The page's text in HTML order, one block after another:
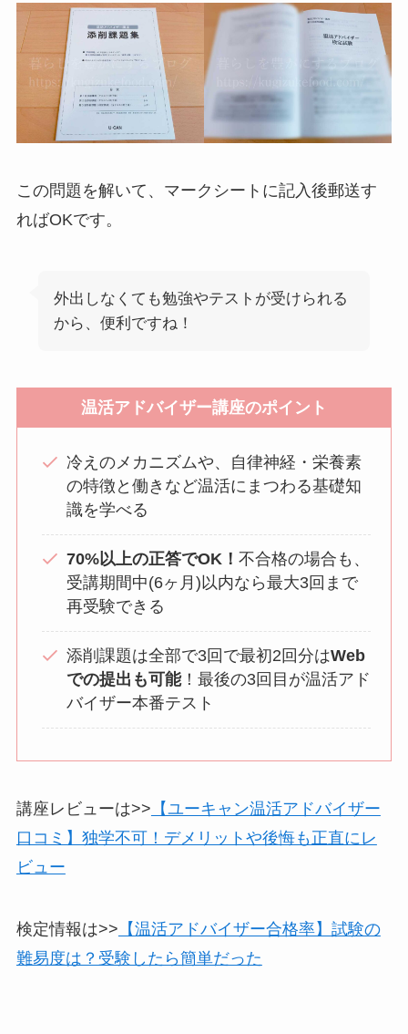
この問題を解いて、マークシートに記入後郵送す
ればOKです。
外出しなくても勉強やテストが受けられる
から、便利ですね！
温活アドバイザー講座のポイント
冷えのメカニズムや、自律神経・栄養素
の特徴と働きなど温活にまつわる基礎知
識を学べる
70%以上の正答でOK！ 不合格の場合も、
受講期間中(6ヶ月)以内なら最大3回まで
再受験できる
添削課題は全部で3回で最初2回分はWeb
での提出も可能！最後の3回目が温活アド
バイザー本番テスト
講座レビューは>> 【ユーキャン温活アドバイザー
口コミ】独学不可！デメリットや後悔も正直にレ
ビュー
検定情報は>> 【温活アドバイザー合格率】試験の
難易度は？受験したら簡単だった